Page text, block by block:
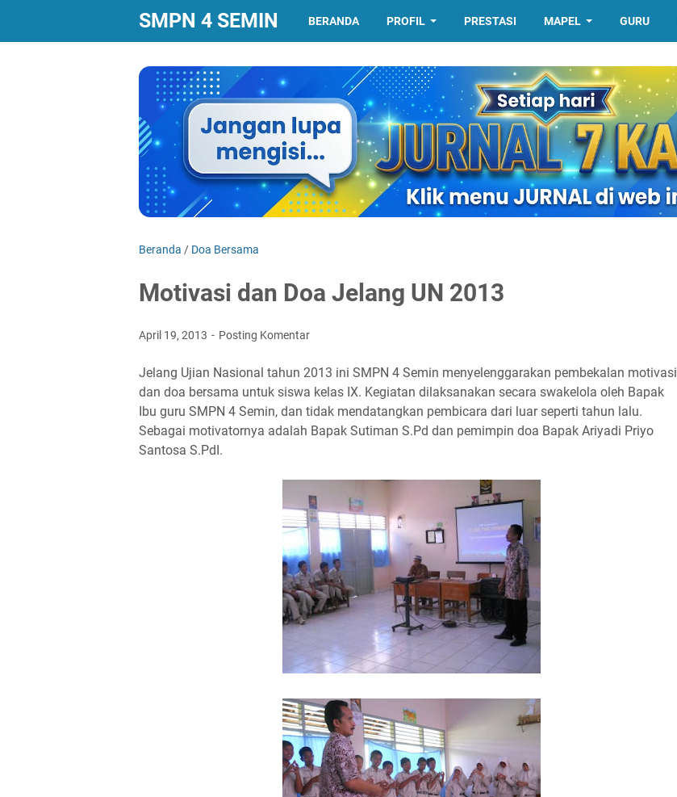
SMPN 4 SEMIN BERANDA PROFIL PRESTASI MAPEL GURU
Beranda / Doa Bersama
Motivasi dan Doa Jelang UN 2013
April 19, 2013 Posting Komentar
Jelang Ujian Nasional tahun 2013 ini SMPN 4 Semin menyelenggarakan pembekalan motivasi
dan doa bersama untuk siswa kelas IX. Kegiatan dilaksanakan secara swakelola oleh Bapak
Ibu guru SMPN 4 Semin, dan tidak mendatangkan pembicara dari luar seperti tahun lalu.
Sebagai motivatornya adalah Bapak Sutiman S.Pd dan pemimpin doa Bapak Ariyadi Priyo
Santosa S.PdI.